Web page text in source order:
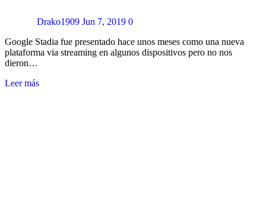
Drako1909 Jun 7, 2019 0
Google Stadia fue presentado hace unos meses como una nueva
plataforma via streaming en algunos dispositivos pero no nos
dieron…
Leer más